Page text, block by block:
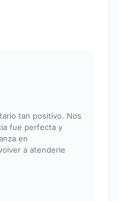
tan positivo. Nos
fue perfecta y
en
a atenderle